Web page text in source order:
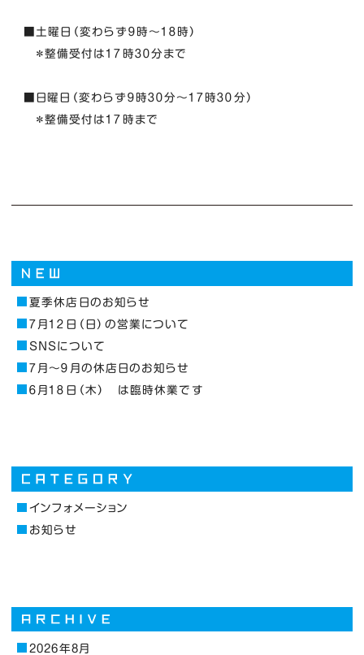
■土曜日（変わらず９時～１８時）
＊整備受付は１７時３０分まで
■日曜日（変わらず９時３０分～１７時３０分）
＊整備受付は１７時まで
夏季休店日のお知らせ
７月１２日（日）の営業について
SNSについて
７月～９月の休店日のお知らせ
６月１８日（木） は臨時休業です
インフォメーション
お知らせ
2026年8月